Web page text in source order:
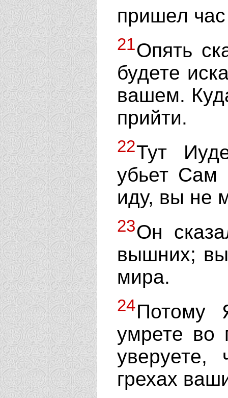
пришел
21Опять
будете
вашем.
прийти.
22Тут
убьет Сам
иду, вы не
23Он
вышних;
мира.
24Потому
умрете во
грехах